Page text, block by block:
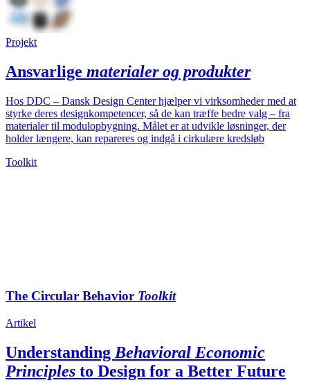
Projekt
Ansvarlige materialer og produkter
Hos DDC – Dansk Design Center hjælper vi virksomheder med at
styrke deres designkompetencer, så de kan træffe bedre valg – fra
materialer til modulopbygning. Målet er at udvikle løsninger, der
holder længere, kan repareres og indgå i cirkulære kredsløb
Toolkit
The Circular Behavior Toolkit
Artikel
Understanding Behavioral Economic
Principles to Design for a Better Future